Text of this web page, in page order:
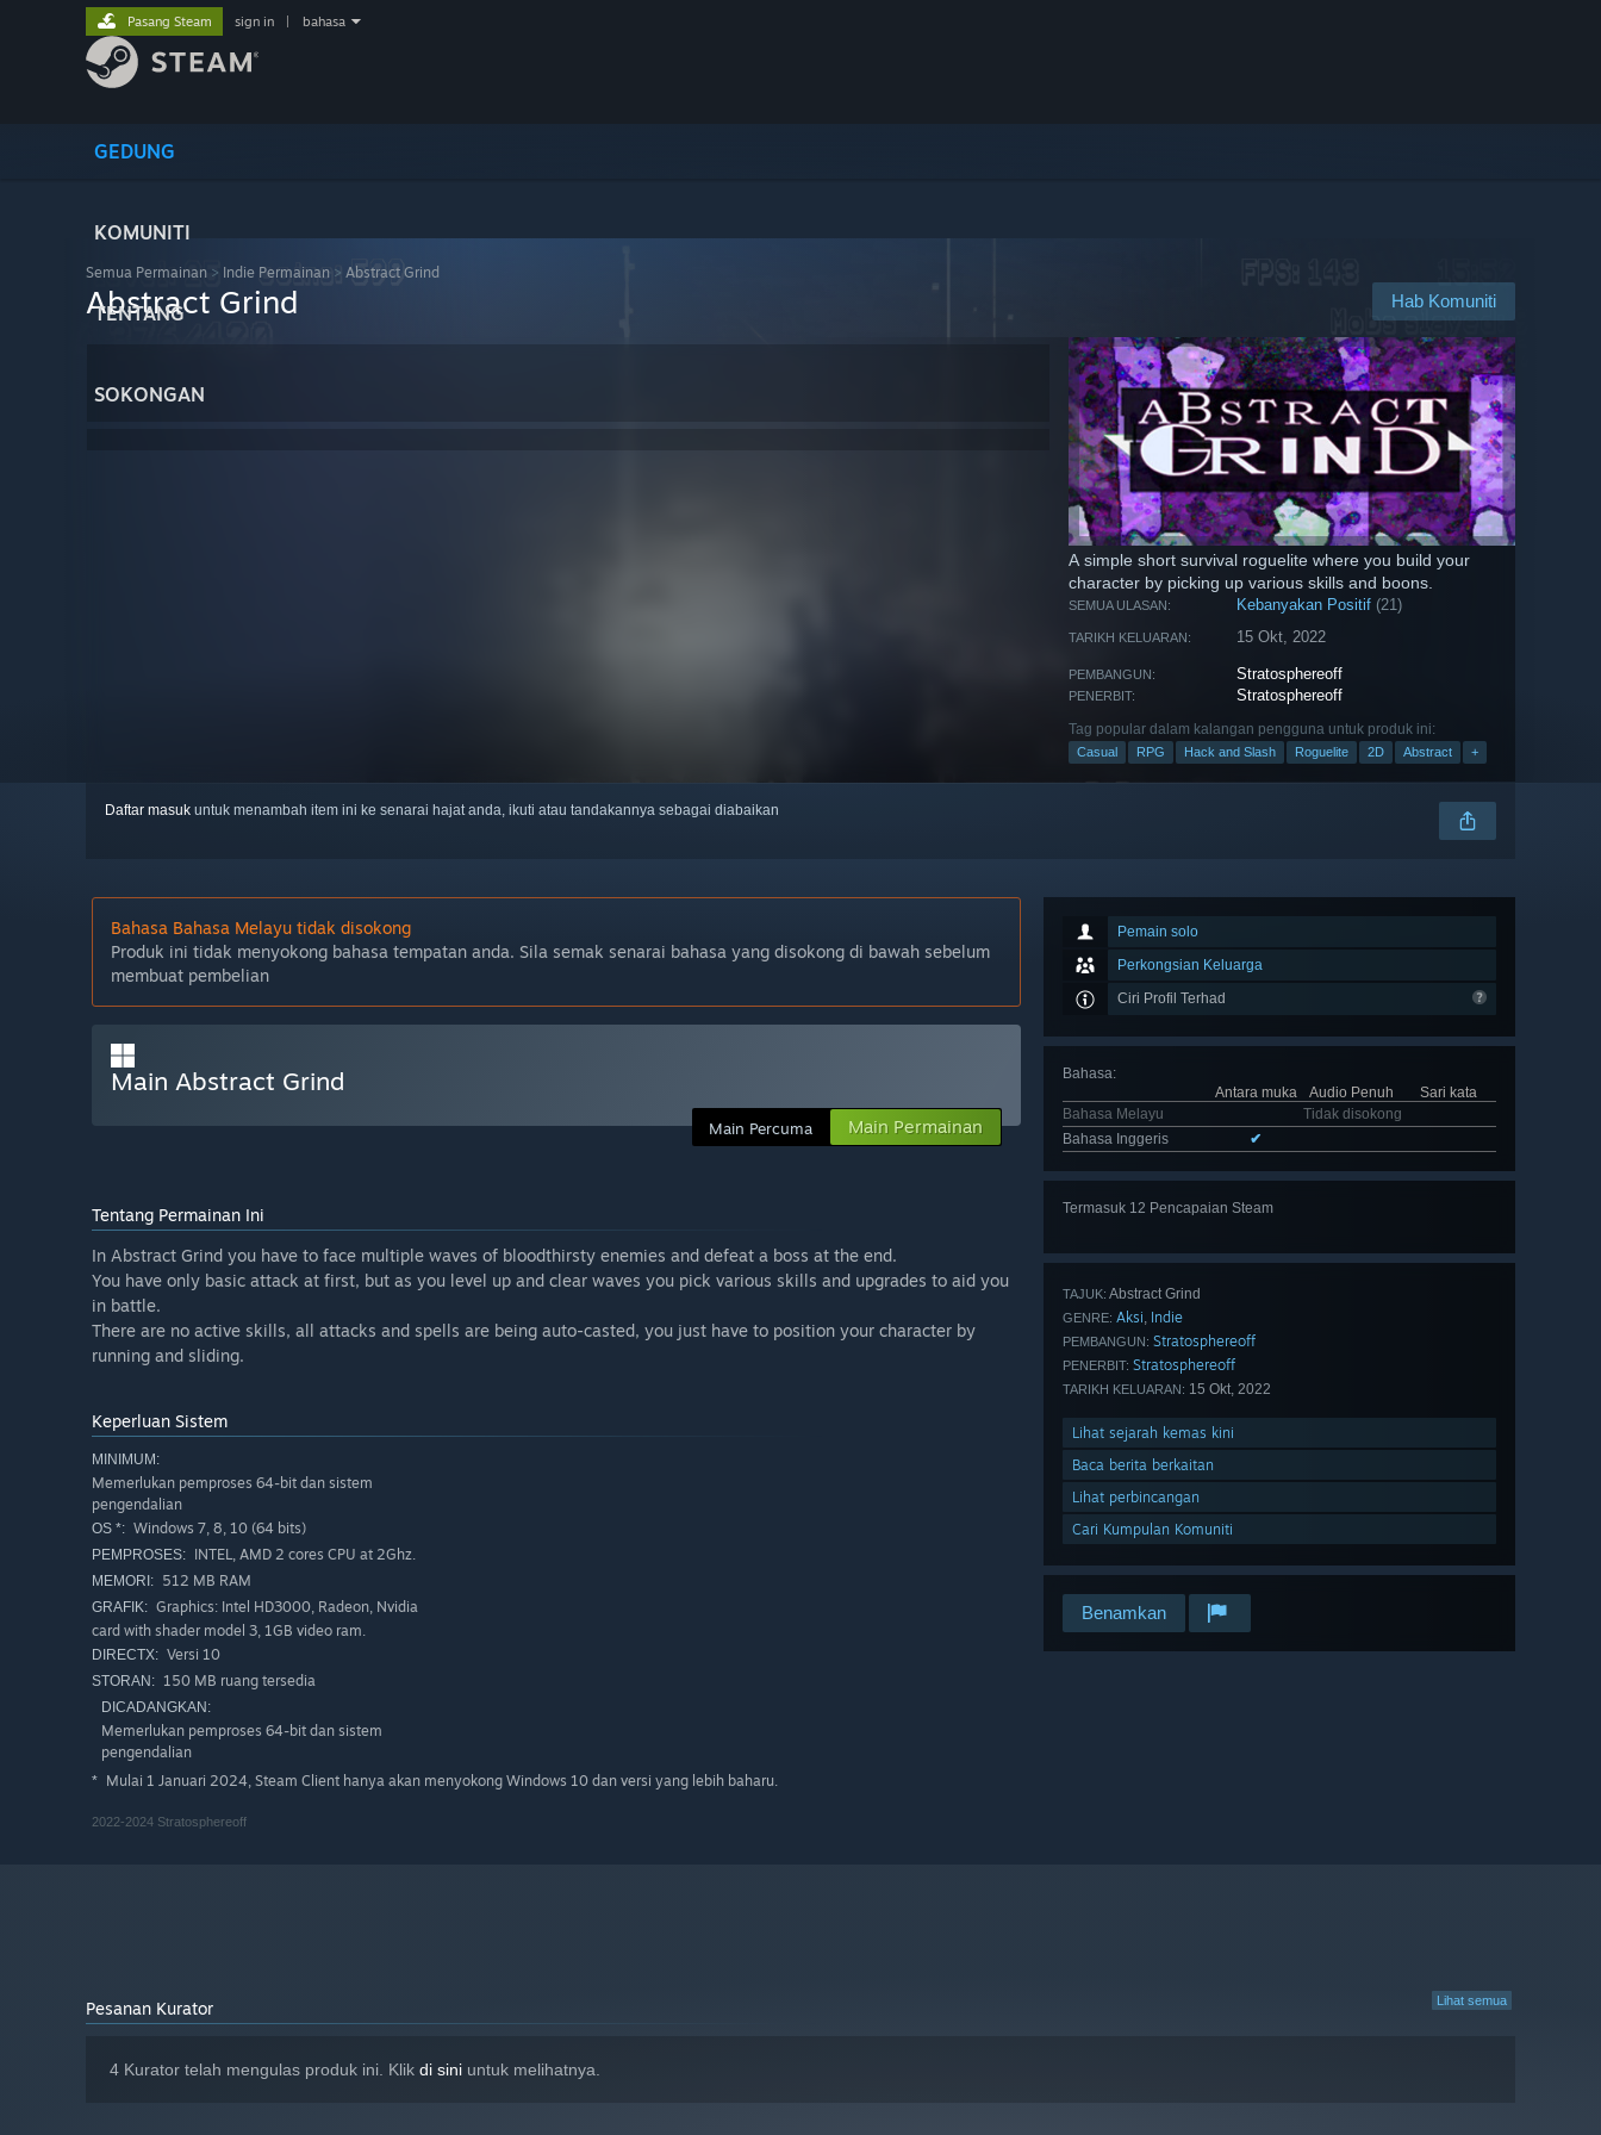
GEDUNG
KOMUNITI
TENTANG
SOKONGAN
Pasang Steam sign in bahasa
Semua Permainan > Indie Permainan > Abstract Grind
Hab Komuniti
Abstract Grind
A simple short survival roguelite where you build your
character by picking up various skills and boons.
SEMUA ULASAN: Kebanyakan Positif (21)
TARIKH KELUARAN: 15 Okt, 2022
PEMBANGUN: Stratosphereoff
PENERBIT: Stratosphereoff
Tag popular dalam kalangan pengguna untuk produk ini:
Casual RPG Hack and Slash Roguelite 2D Abstract +
Daftar masuk untuk menambah item ini ke senarai hajat anda, ikuti atau tandakannya sebagai diabaikan
Pemain solo
Perkongsian Keluarga
Ciri Profil Terhad
Bahasa:
Antara muka
Audio Penuh
Sari kata
Bahasa Melayu
Tidak disokong
Bahasa Inggeris
✔
Termasuk 12 Pencapaian Steam
TAJUK: Abstract Grind
GENRE: Aksi, Indie
PEMBANGUN: Stratosphereoff
PENERBIT: Stratosphereoff
TARIKH KELUARAN: 15 Okt, 2022
Lihat sejarah kemas kini
Baca berita berkaitan
Lihat perbincangan
Cari Kumpulan Komuniti
Benamkan
Bahasa Bahasa Melayu tidak disokong
Produk ini tidak menyokong bahasa tempatan anda. Sila semak senarai bahasa yang disokong di bawah sebelum
membuat pembelian
Main Abstract Grind
Main Percuma Main Permainan
Tentang Permainan Ini
In Abstract Grind you have to face multiple waves of bloodthirsty enemies and defeat a boss at the end.
You have only basic attack at first, but as you level up and clear waves you pick various skills and upgrades to aid you
in battle.
There are no active skills, all attacks and spells are being auto-casted, you just have to position your character by
running and sliding.
Keperluan Sistem
MINIMUM:
Memerlukan pemproses 64-bit dan sistem
pengendalian
OS *: Windows 7, 8, 10 (64 bits)
PEMPROSES: INTEL, AMD 2 cores CPU at 2Ghz.
MEMORI: 512 MB RAM
GRAFIK: Graphics: Intel HD3000, Radeon, Nvidia
card with shader model 3, 1GB video ram.
DIRECTX: Versi 10
STORAN: 150 MB ruang tersedia
DICADANGKAN:
Memerlukan pemproses 64-bit dan sistem
pengendalian
* Mulai 1 Januari 2024, Steam Client hanya akan menyokong Windows 10 dan versi yang lebih baharu.
2022-2024 Stratosphereoff
Lihat semua
Pesanan Kurator
4 Kurator telah mengulas produk ini. Klik di sini untuk melihatnya.